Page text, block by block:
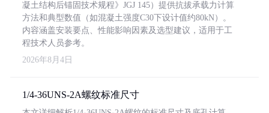
凝土结构后锚固技术规程》JGJ 145）提供抗拔承载力计算
方法和典型数值（如混凝土强度C30下设计值约80kN）。
内容涵盖安装要点、性能影响因素及选型建议，适用于工
程技术人员参考。
2026年8月4日
1/4-36UNS-2A螺纹标准尺寸